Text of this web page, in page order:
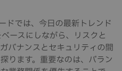
ドでは、今日の最新トレンド
ースにしながら、リスクと
バナンスとセキュリティの間
ります。重要なのは、バラン